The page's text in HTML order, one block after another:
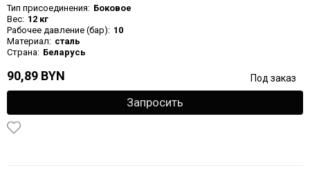
Тип присоединения: Боковое
Вес: 12 кг
Рабочее давление (бар): 10
Материал: сталь
Страна: Беларусь
90,89 BYN Под заказ
Запросить